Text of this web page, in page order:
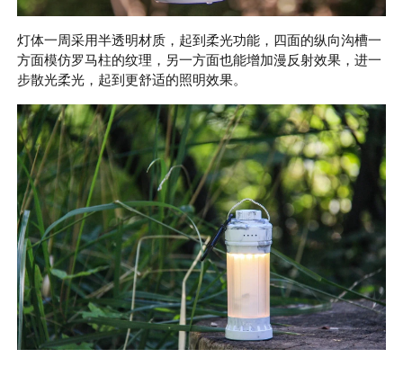
灯体一周采用半透明材质，起到柔光功能，四面的纵向沟槽一
方面模仿罗马柱的纹理，另一方面也能增加漫反射效果，进一
步散光柔光，起到更舒适的照明效果。